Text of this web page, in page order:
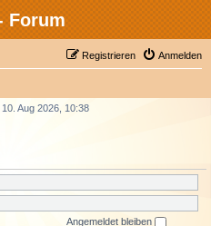
Forum
Anmelden
Registrieren
Aug 2026, 10:38
Angemeldet bleiben